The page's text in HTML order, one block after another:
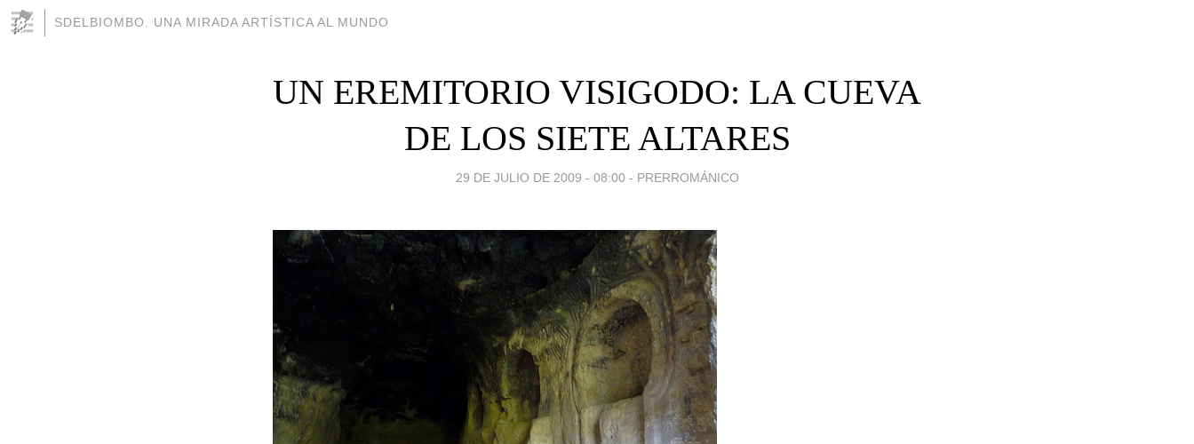
SDELBIOMBO. UNA MIRADA ARTÍSTICA AL MUNDO
UN EREMITORIO VISIGODO: LA CUEVA
DE LOS SIETE ALTARES
29 DE JULIO DE 2009 - 08:00 - PRERROMÁNICO